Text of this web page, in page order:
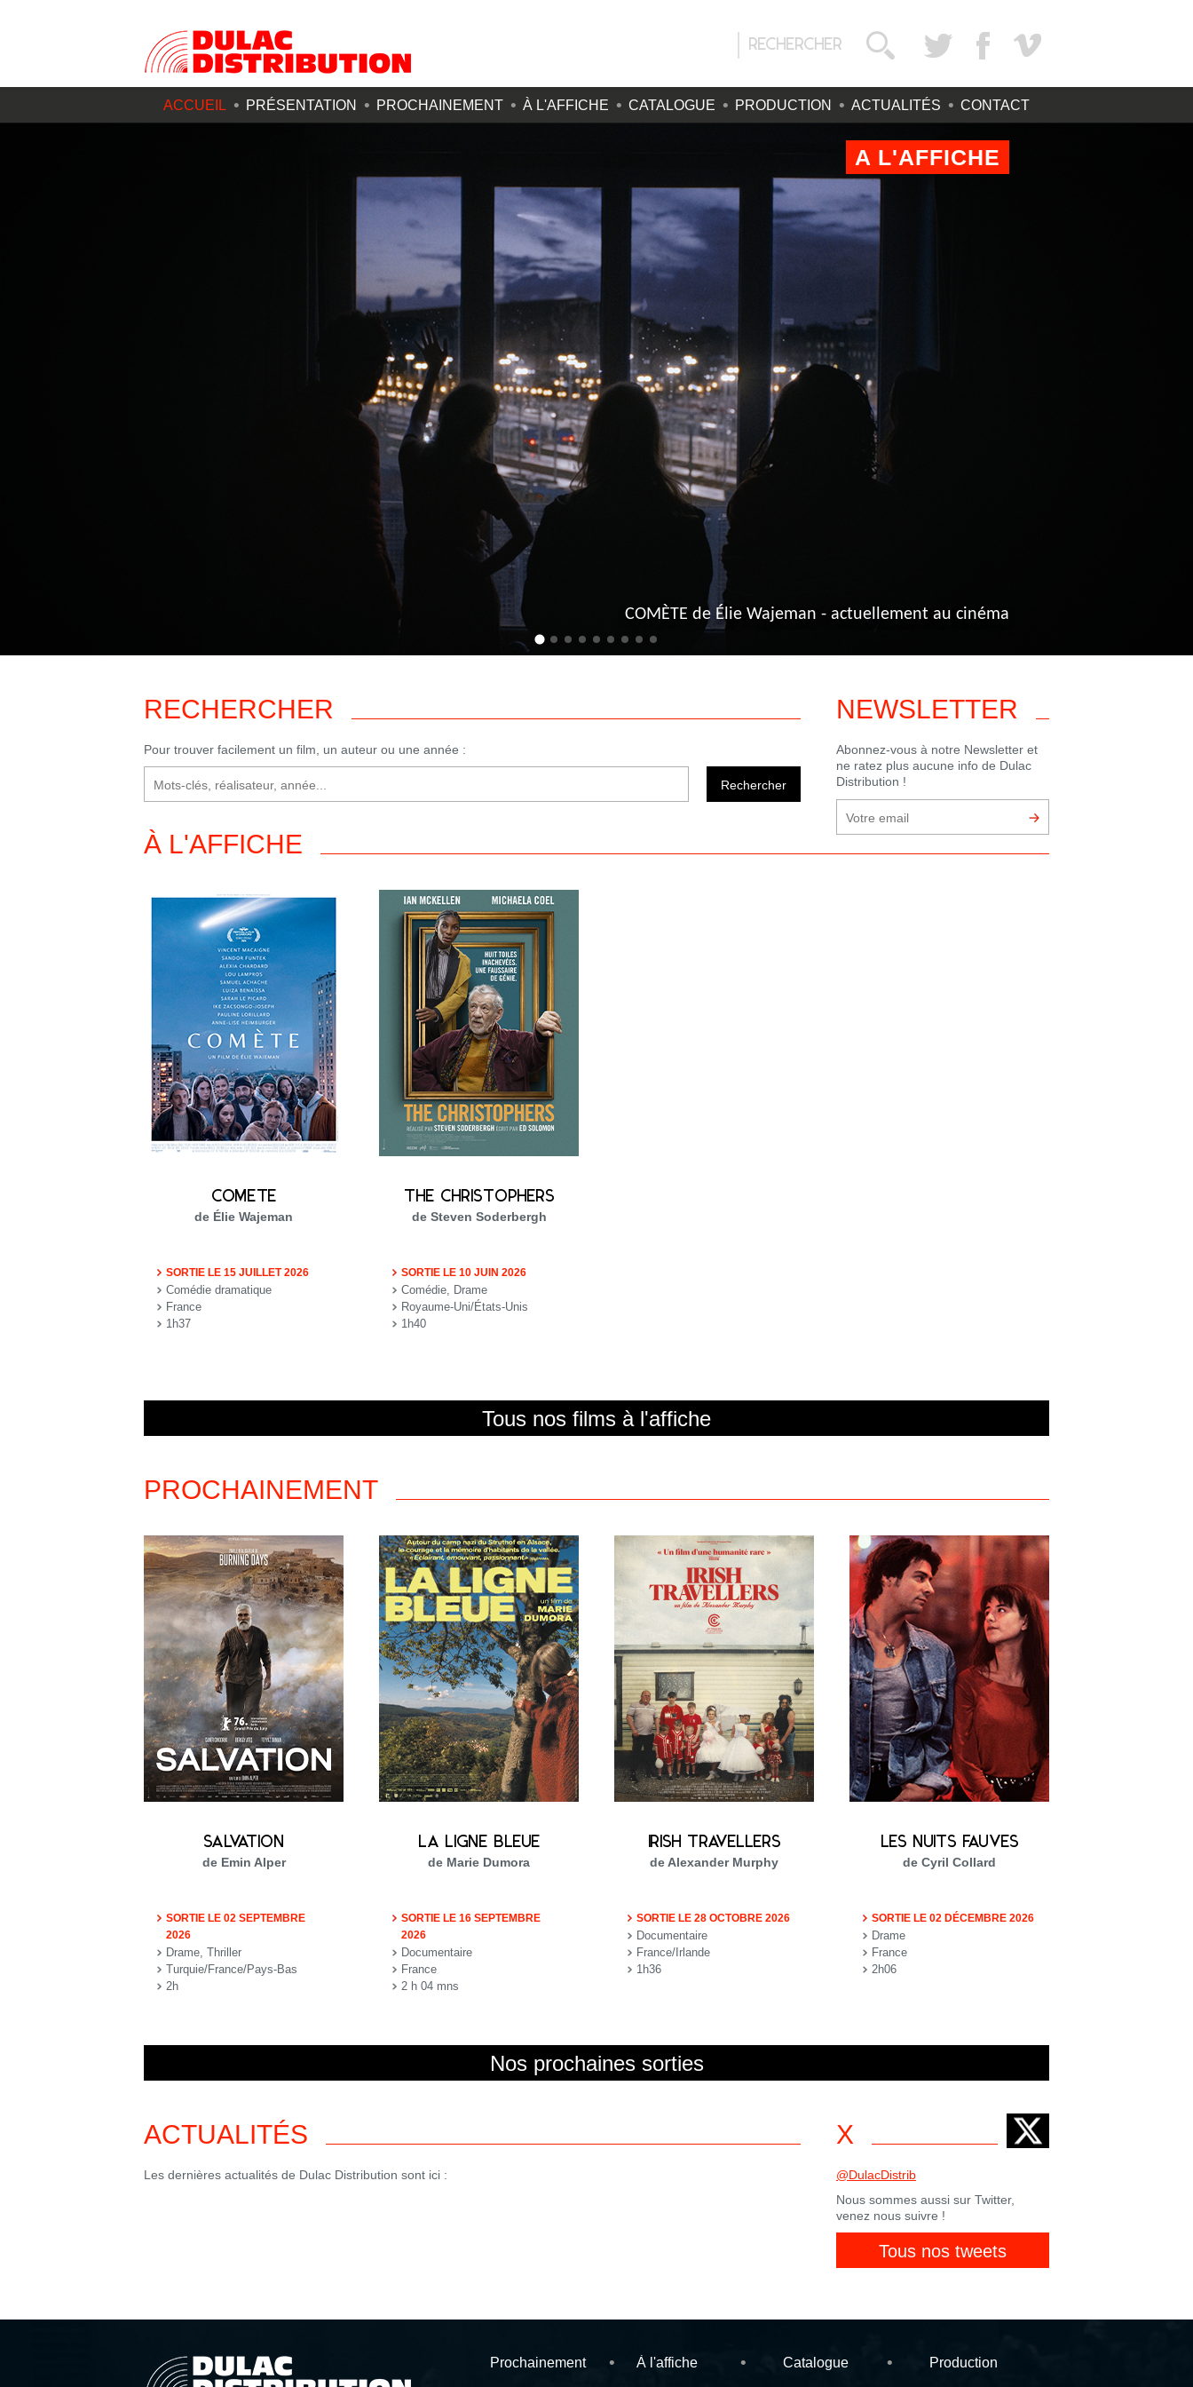
ACCUEIL PRÉSENTATION PROCHAINEMENT À L'AFFICHE CATALOGUE PRODUCTION ACTUALITÉS CONTACT
A L'AFFICHE
THE CHRISTOPHERS de Steven Soderbergh - actuellement au cinéma
RECHERCHER
Pour trouver facilement un film, un auteur ou une année :
NEWSLETTER
Abonnez-vous à notre Newsletter et
ne ratez plus aucune info de Dulac
Distribution !
À L'AFFICHE
COMÈTE
de Élie Wajeman
SORTIE LE 15 JUILLET 2026
Comédie dramatique
France
1h37
THE CHRISTOPHERS
de Steven Soderbergh
SORTIE LE 10 JUIN 2026
Comédie, Drame
Royaume-Uni/États-Unis
1h40
Tous nos films à l'affiche
PROCHAINEMENT
SALVATION
de Emin Alper
SORTIE LE 02 SEPTEMBRE
2026
Drame, Thriller
Turquie/France/Pays-Bas
2h
LA LIGNE BLEUE
de Marie Dumora
SORTIE LE 16 SEPTEMBRE
2026
Documentaire
France
2 h 04 mns
IRISH TRAVELLERS
de Alexander Murphy
SORTIE LE 28 OCTOBRE 2026
Documentaire
France/Irlande
1h36
LES NUITS FAUVES
de Cyril Collard
SORTIE LE 02 DÉCEMBRE 2026
Drame
France
2h06
Nos prochaines sorties
ACTUALITÉS
Les dernières actualités de Dulac Distribution sont ici :
X
@DulacDistrib
Nous sommes aussi sur Twitter,
venez nous suivre !
Tous nos tweets
Prochainement À l'affiche Catalogue Production